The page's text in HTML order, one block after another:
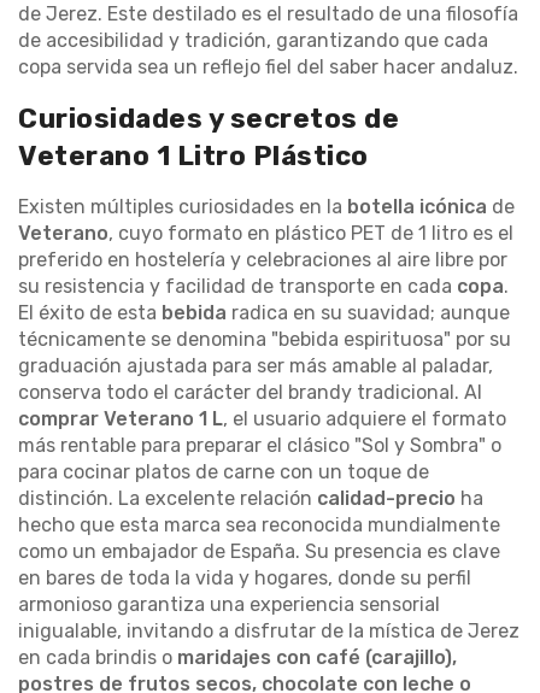
de Jerez. Este destilado es el resultado de una filosofía
de accesibilidad y tradición, garantizando que cada
copa servida sea un reflejo fiel del saber hacer andaluz.
Curiosidades y secretos de
Veterano 1 Litro Plástico
Existen múltiples curiosidades en la botella icónica de
Veterano, cuyo formato en plástico PET de 1 litro es el
preferido en hostelería y celebraciones al aire libre por
su resistencia y facilidad de transporte en cada copa.
El éxito de esta bebida radica en su suavidad; aunque
técnicamente se denomina "bebida espirituosa" por su
graduación ajustada para ser más amable al paladar,
conserva todo el carácter del brandy tradicional. Al
comprar Veterano 1 L, el usuario adquiere el formato
más rentable para preparar el clásico "Sol y Sombra" o
para cocinar platos de carne con un toque de
distinción. La excelente relación calidad-precio ha
hecho que esta marca sea reconocida mundialmente
como un embajador de España. Su presencia es clave
en bares de toda la vida y hogares, donde su perfil
armonioso garantiza una experiencia sensorial
inigualable, invitando a disfrutar de la mística de Jerez
en cada brindis o maridajes con café (carajillo),
postres de frutos secos, chocolate con leche o